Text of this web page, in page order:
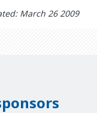
March 26 2009